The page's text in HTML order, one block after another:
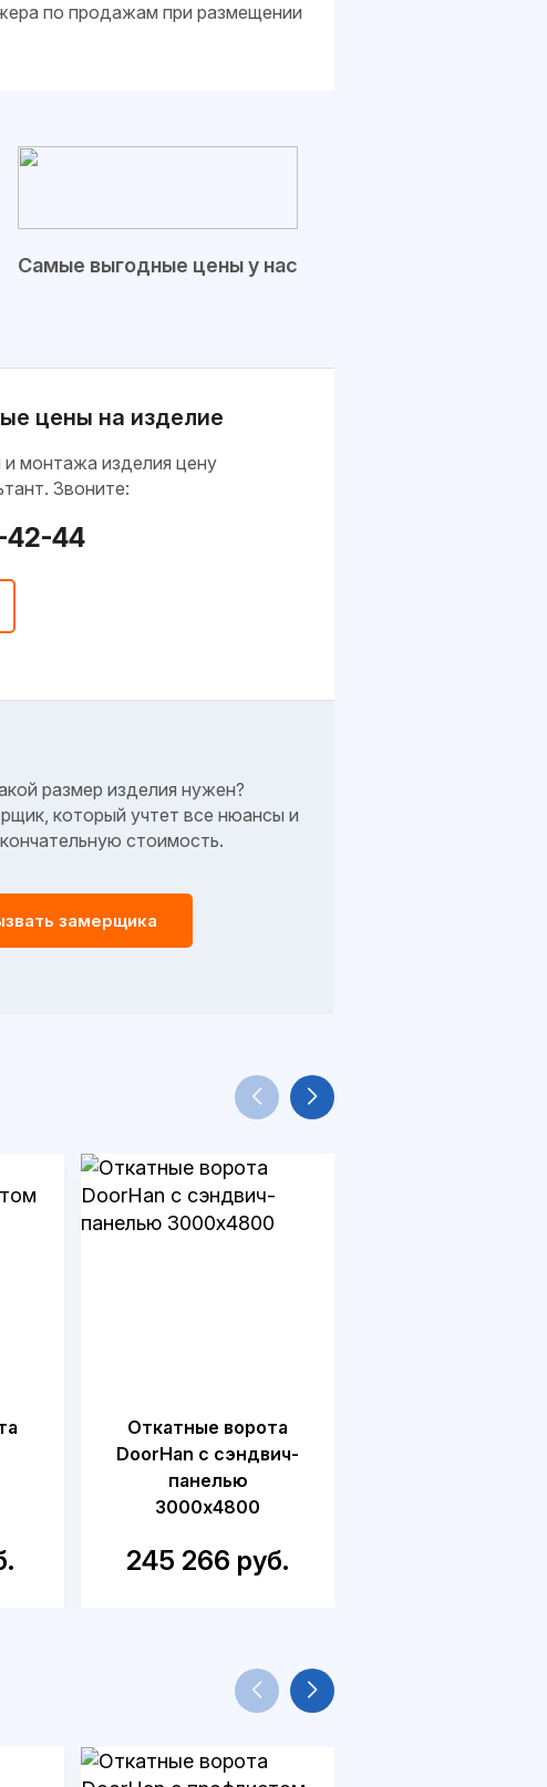
по продажам при размещении
Самые выгодные цены у нас
цены на изделие
и монтажа изделия цену
Звоните:
42-44
размер изделия нужен?
который учтет все нюансы и
стоимость.
замерщика
Откатные ворота
DoorHan с сэндвич-
панелью
3000x4800
245 266 руб.